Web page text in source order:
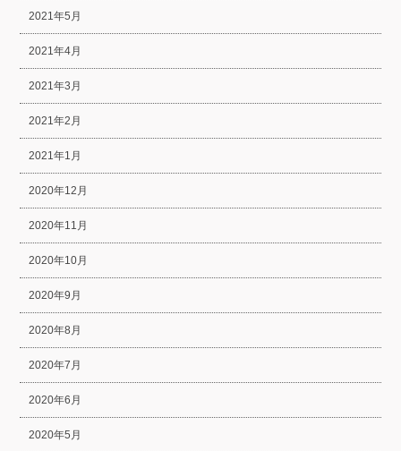
2021年5月
2021年4月
2021年3月
2021年2月
2021年1月
2020年12月
2020年11月
2020年10月
2020年9月
2020年8月
2020年7月
2020年6月
2020年5月